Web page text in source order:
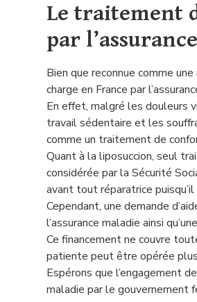
Le traitement
par
Bien que reconnue comme
charge en France par
En effet, malgré les douleurs
travail sédentaire et les
comme un traitement de
Quant à la liposuccion, seul
considérée par la Sécurité
avant tout réparatrice
Cependant, une demande
l’assurance maladie ainsi
Ce financement ne couvre
patiente peut être opérée
Espérons que l’engagement
maladie par le gouvernement